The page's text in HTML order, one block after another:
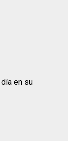
en su